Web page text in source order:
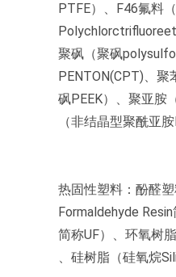
PTFE）、F46氟料
聚砜（聚砜
PENTON(CPT)、
砜PEEK）、聚亚胺
（非结晶型聚酰亚
热固性塑料：酚醛
Formaldehyde
简称UF）、环氧树
、硅树脂（硅氧烷